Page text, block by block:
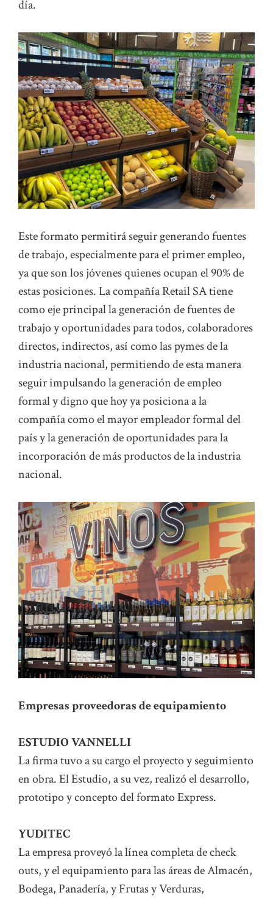
día.
Este formato permitirá seguir generando fuentes
de trabajo, especialmente para el primer empleo,
ya que son los jóvenes quienes ocupan el 90% de
estas posiciones. La compañía Retail SA tiene
como eje principal la generación de fuentes de
trabajo y oportunidades para todos, colaboradores
directos, indirectos, así como las pymes de la
industria nacional, permitiendo de esta manera
seguir impulsando la generación de empleo
formal y digno que hoy ya posiciona a la
compañía como el mayor empleador formal del
país y la generación de oportunidades para la
incorporación de más productos de la industria
nacional.
Empresas proveedoras de equipamiento
ESTUDIO VANNELLI
La firma tuvo a su cargo el proyecto y seguimiento
en obra. El Estudio, a su vez, realizó el desarrollo,
prototipo y concepto del formato Express.
YUDITEC
La empresa proveyó la línea completa de check
outs, y el equipamiento para las áreas de Almacén,
Bodega, Panadería, y Frutas y Verduras,